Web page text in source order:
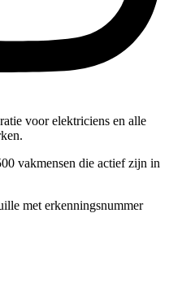
voor elektriciens en alle
vakmensen die actief zijn in
met erkenningsnummer